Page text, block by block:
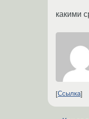
какими
Ссылка